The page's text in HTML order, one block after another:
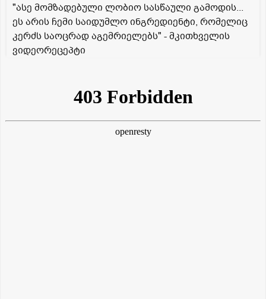
"ასე მომზადებული ლობიო სასწაული გამოდის...
ეს არის ჩემი საიდუმლო ინგრედიენტი, რომელიც
კერძს საოცრად აგემრიელებს" - მკითხველის
ვიდეორეცეპტი